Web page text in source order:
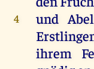
4 und Abel
ihrem